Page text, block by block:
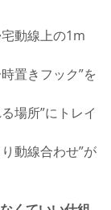
動線上の1m
置きフック”を
場所”にトレイ
動線合わせ”が